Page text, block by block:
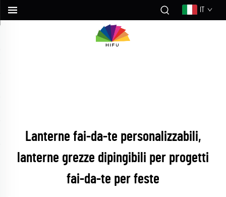
Lanterne fai-da-te personalizzabili,
lanterne grezze dipingibili per progetti
fai-da-te per feste